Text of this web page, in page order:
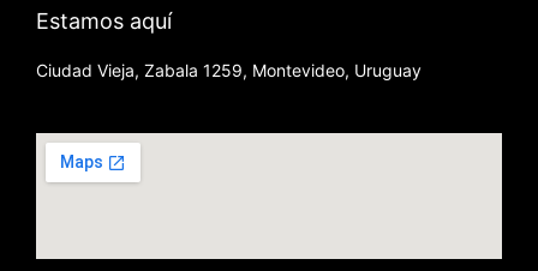
Estamos aquí
Ciudad Vieja, Zabala 1259, Montevideo, Uruguay